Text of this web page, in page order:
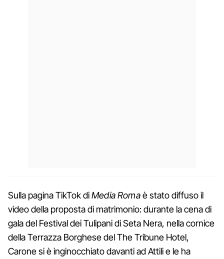
Sulla pagina TikTok diMedia Romaè stato diffuso il
video della proposta di matrimonio: durante la cena di
gala del Festival dei Tulipani di Seta Nera, nella cornice
della Terrazza Borghese del The Tribune Hotel,
Carone si è inginocchiato davanti ad Attili e le ha